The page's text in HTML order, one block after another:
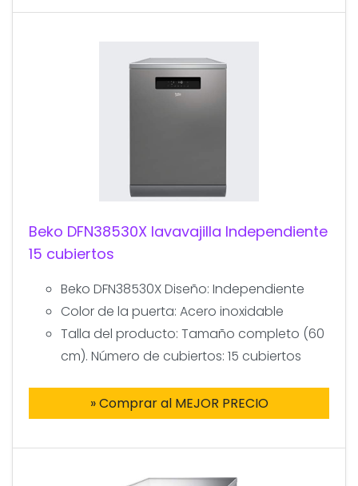
Beko DFN38530X lavavajilla Independiente
15 cubiertos
Beko DFN38530X Diseño: Independiente
Color de la puerta: Acero inoxidable
Talla del producto: Tamaño completo (60
cm). Número de cubiertos: 15 cubiertos
» Comprar al MEJOR PRECIO